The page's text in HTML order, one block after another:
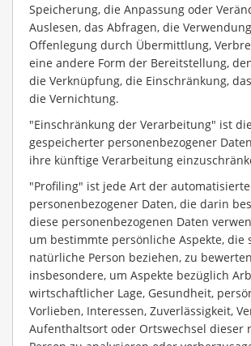
Speicherung, die Anpassung oder
Auslesen, das Abfragen, die
Offenlegung durch Übermittlung,
eine andere Form der Bereitstellung,
die Verknüpfung, die Einschränkung,
die Vernichtung.
"Einschränkung der Verarbeitung" ist
gespeicherter personenbezogener
ihre künftige Verarbeitung
"Profiling" ist jede Art der
personenbezogener Daten, die darin
diese personenbezogenen Daten
um bestimmte persönliche Aspekte, die
natürliche Person beziehen, zu
insbesondere, um Aspekte bezüglich
wirtschaftlicher Lage, Gesundheit,
Vorlieben, Interessen, Zuverlässigkeit,
Aufenthaltsort oder Ortswechsel dieser